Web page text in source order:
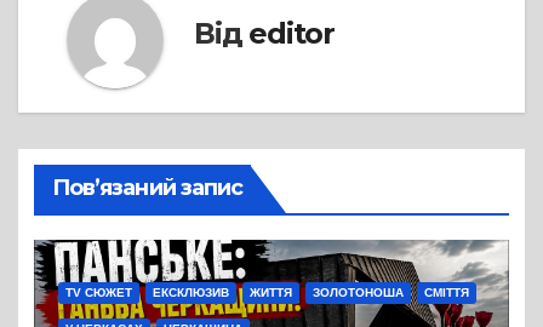
Від editor
Пов’язаний запис
TV СЮЖЕТ ЕКСКЛЮЗИВ ЖИТТЯ ЗОЛОТОНОША СМІТТЯ